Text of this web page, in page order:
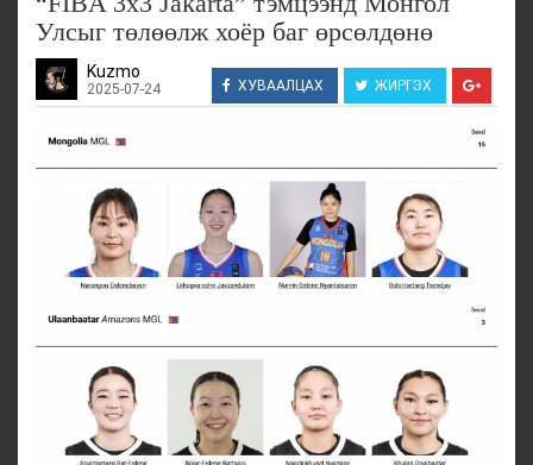
Улсыг төлөөлж хоёр баг өрсөлдөнө
Kuzmo
2025-07-24 ХУВААЛЦАХ ЖИРГЭХ